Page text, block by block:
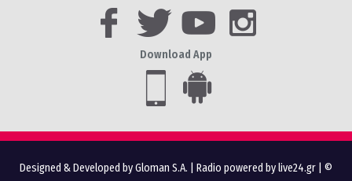
Download App
Designed & Developed by Gloman S.A. Radio powered by live24.gr | ©